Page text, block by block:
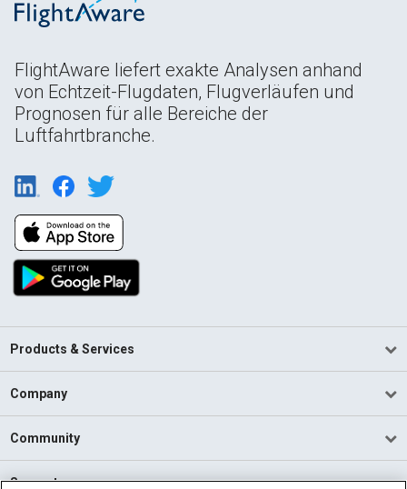
FlightAware liefert exakte Analysen anhand
von Echtzeit-Flugdaten, Flugverläufen und
Prognosen für alle Bereiche der
Luftfahrtbranche.
Products & Services
Company
Community
Support